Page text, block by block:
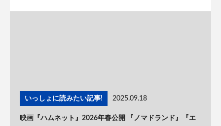
いっしょに読みたい記事! 2025.09.18
映画『ハムネット』2026年春公開 『ノマドランド』『エ